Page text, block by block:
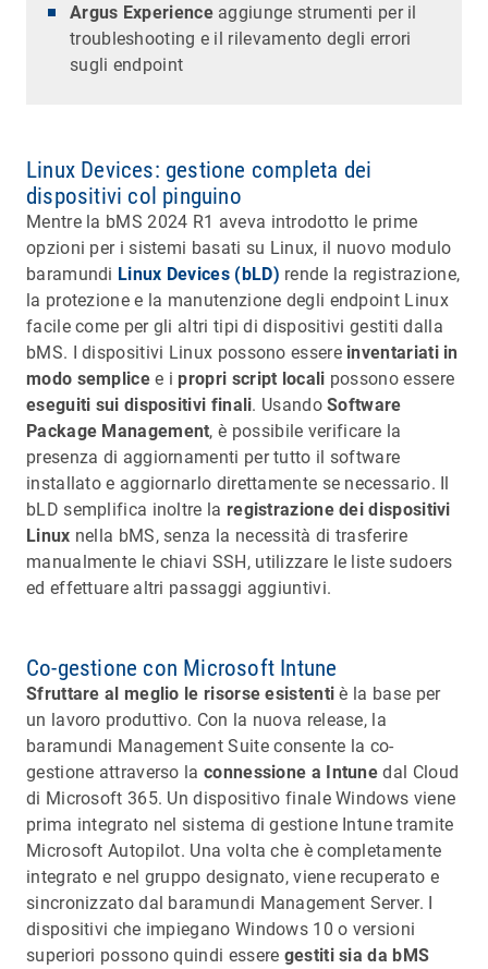
Argus Experienceaggiunge strumenti per il
troubleshooting e il rilevamento degli errori
sugli endpoint
Linux Devices: gestione completa dei
dispositivi col pinguino
Mentre la bMS 2024 R1 aveva introdotto le prime
opzioni per i sistemi basati su Linux, il nuovo modulo
baramundi Linux Devices (bLD) rende la registrazione,
la protezione e la manutenzione degli endpoint Linux
facile come per gli altri tipi di dispositivi gestiti dalla
bMS. I dispositivi Linux possono essere inventariati in
modo semplicee i propri script locali possono essere
eseguiti sui dispositivi finali. UsandoSoftware
Package Management, è possibile verificare la
presenza di aggiornamenti per tutto il software
installato e aggiornarlo direttamente se necessario. Il
bLD semplifica inoltre la registrazione dei dispositivi
Linux nella bMS, senza la necessità di trasferire
manualmente le chiavi SSH, utilizzare le liste sudoers
ed effettuare altri passaggi aggiuntivi.
Co-gestione con Microsoft Intune
Sfruttare al meglio le risorse esistenti è la base per
un lavoro produttivo. Con la nuova release, la
baramundi Management Suite consente la co-
gestione attraverso la connessione a Intune dal Cloud
di Microsoft 365. Un dispositivo finale Windows viene
prima integrato nel sistema di gestione Intune tramite
Microsoft Autopilot. Una volta che è completamente
integrato e nel gruppo designato, viene recuperato e
sincronizzato dal baramundi Management Server. I
dispositivi che impiegano Windows 10 o versioni
superiori possono quindi essere gestiti sia da bMS